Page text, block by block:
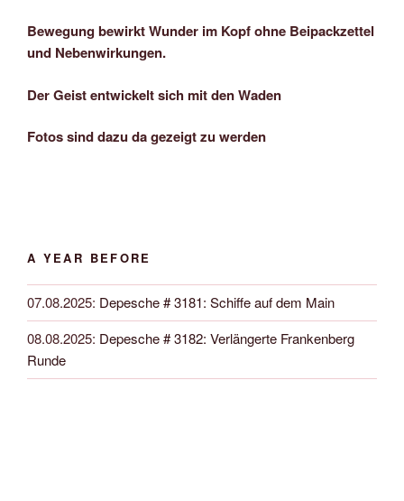
Bewegung bewirkt Wunder im Kopf ohne Beipackzettel
und Nebenwirkungen.
Der Geist entwickelt sich mit den Waden
Fotos sind dazu da gezeigt zu werden
A YEAR BEFORE
07.08.2025: Depesche # 3181: Schiffe auf dem Main
08.08.2025: Depesche # 3182: Verlängerte Frankenberg
Runde